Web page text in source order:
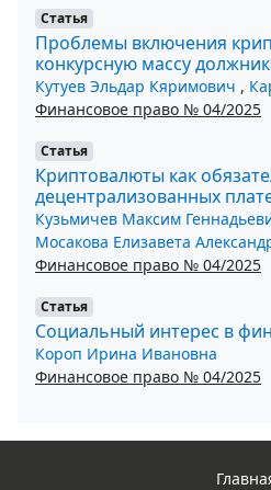
Статья
Проблемы включения
конкурсную массу
Кутуев Эльдар Кяримович ,
Финансовое право № 04/2025
Статья
Криптовалюты как
децентрализованных
Кузьмичев Максим
Мосакова Елизавета
Финансовое право № 04/2025
Статья
Социальный интерес в
Короп Ирина Ивановна
Финансовое право № 04/2025